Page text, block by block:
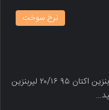
نرخ سوخت
نرخ سوخت از نیمه شب گذشته افزایش یافت:بنزین اکتان ۹۵ ۲۰/۱۶ لیربنزین